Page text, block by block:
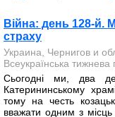
Війна: день 128-й.
страху
Украина, Чернигов и
Всеукраїнська
Сьогодні ми, два
Катерининському
тому на честь
вважати одним з